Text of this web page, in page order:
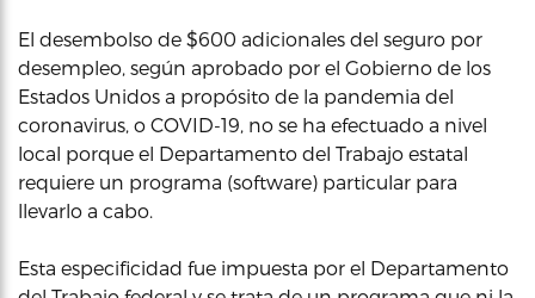
El desembolso de $600 adicionales del seguro por
desempleo, según aprobado por el Gobierno de los
Estados Unidos a propósito de la pandemia del
coronavirus, o COVID-19, no se ha efectuado a nivel
local porque el Departamento del Trabajo estatal
requiere un programa (software) particular para
llevarlo a cabo.
Esta especificidad fue impuesta por el Departamento